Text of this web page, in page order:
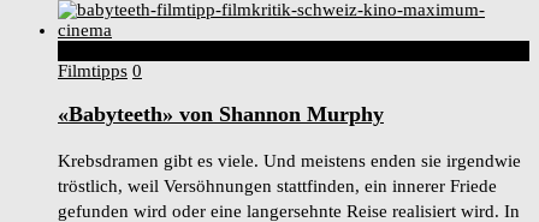
Filmtipps 0
«Babyteeth» von Shannon Murphy
Krebsdramen gibt es viele. Und meistens enden sie irgendwie
tröstlich, weil Versöhnungen stattfinden, ein innerer Friede
gefunden wird oder eine langersehnte Reise realisiert wird. In